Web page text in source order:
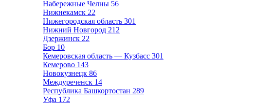
Набережные Челны 56
Нижнекамск 22
Нижегородская область 301
Нижний Новгород 212
Дзержинск 22
Бор 10
Кемеровская область — Кузбасс 301
Кемерово 143
Новокузнецк 86
Междуреченск 14
Республика Башкортостан 289
Уфа 172